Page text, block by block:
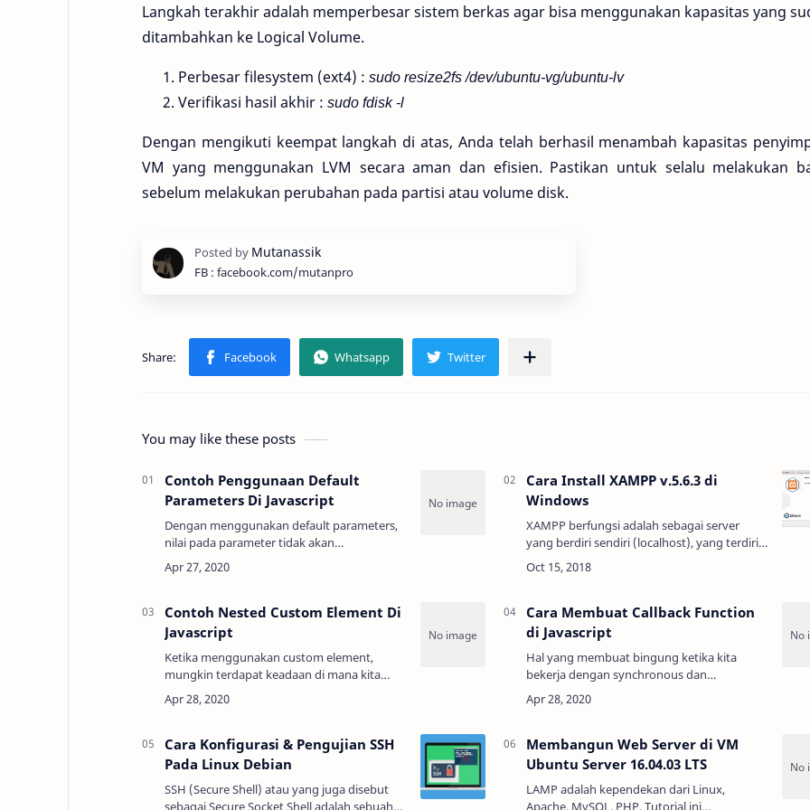
Langkah terakhir adalah memperbesar sistem berkas agar bisa menggunakan kapasitas yang
ditambahkan ke Logical Volume.
Perbesar filesystem (ext4) : sudo resize2fs /dev/ubuntu-vg/ubuntu-lv
Verifikasi hasil akhir : sudo fdisk -l
Dengan mengikuti keempat langkah di atas, Anda telah berhasil menambah kapasitas
VM yang menggunakan LVM secara aman dan efisien. Pastikan untuk selalu melakukan
sebelum melakukan perubahan pada partisi atau volume disk.
FB : facebook.com/mutanpro
You may like these posts
Contoh Penggunaan Default
Parameters Di Javascript
Dengan menggunakan default parameters,
nilai pada parameter tidak akan
menghasilkan undefined walaupun kita tidak
memberikan nilai ketika fungsi tersebut
Cara Install XAMPP v.5.6.3 di
Windows
XAMPP berfungsi adalah sebagai server
yang berdiri sendiri (localhost), yang terdiri
atas program Apache HTTP Server, MySQL
database, dan penerjemah bahasa yang
Contoh Nested Custom Element Di
Javascript
Ketika menggunakan custom element,
mungkin terdapat keadaan di mana kita
membutuhkan custom element berada di
dalam custom element lain. Contohnya,
Cara Membuat Callback Function
di Javascript
Hal yang membuat bingung ketika kita
bekerja dengan synchronous dan
asynchronous program adalah bagaimana
menangani suatu nilai yang didapatkan
Cara Konfigurasi & Pengujian SSH
Pada Linux Debian
SSH (Secure Shell) atau yang juga disebut
sebagai Secure Socket Shell adalah sebuah
Membangun Web Server di VM
Ubuntu Server 16.04.03 LTS
LAMP adalah kependekan dari Linux,
Apache, MySQL, PHP. Tutorial ini